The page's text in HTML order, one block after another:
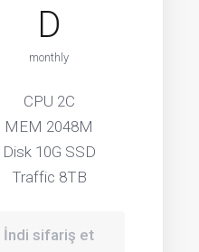
D
monthly
CPU 2C
MEM 2048M
Disk 10G SSD
Traffic 8TB
İndi sifariş et